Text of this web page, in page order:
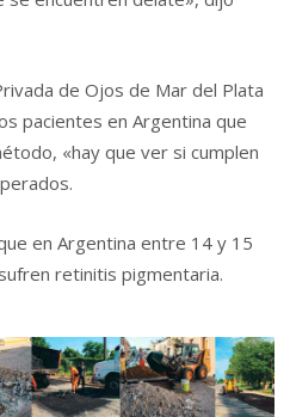
de Ojos de Mar del Plata
pacientes en Argentina que
«hay que ver si cumplen
en Argentina entre 14 y 15
retinitis pigmentaria.